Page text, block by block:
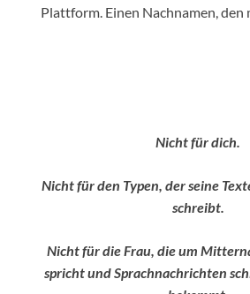
Plattform. Einen Nachnamen, den
Nicht für dich.
Nicht für den Typen, der seine
schreibt.
Nicht für die Frau, die um
spricht und Sprachnachrichten